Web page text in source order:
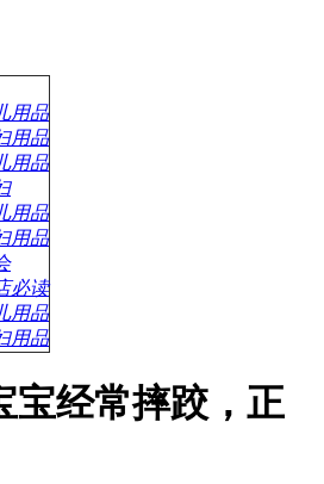
用品
用品
用品
用品
用品
必读
用品
用品
宝经常摔跤，正